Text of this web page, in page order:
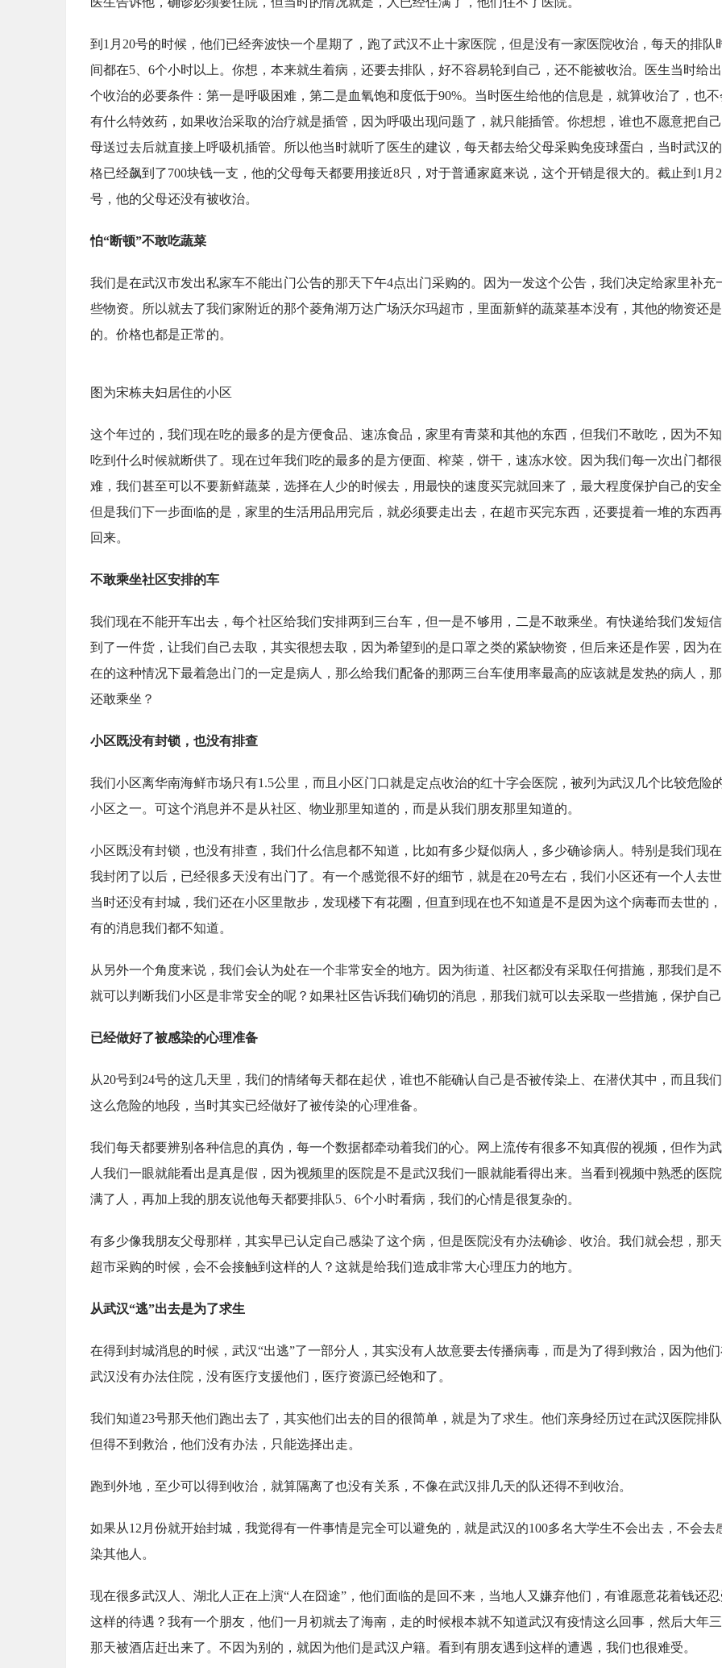
到1月20号的时候，他们已经奔波快一个星期了，跑了武汉不止十家医院，但是没有一家医院收治，每天的排队
间都在5、6个小时以上。你想，本来就生着病，还要去排队，好不容易轮到自己，还不能被收治。医生当时给
个收治的必要条件：第一是呼吸困难，第二是血氧饱和度低于90%。当时医生给他的信息是，就算收治了，也不
有什么特效药，如果收治采取的治疗就是插管，因为呼吸出现问题了，就只能插管。你想想，谁也不愿意把自
母送过去后就直接上呼吸机插管。所以他当时就听了医生的建议，每天都去给父母采购免疫球蛋白，当时武汉
格已经飙到了700块钱一支，他的父母每天都要用接近8只，对于普通家庭来说，这个开销是很大的。截止到1月
号，他的父母还没有被收治。
怕“断顿”不敢吃蔬菜
我们是在武汉市发出私家车不能出门公告的那天下午4点出门采购的。因为一发这个公告，我们决定给家里补充
些物资。所以就去了我们家附近的那个菱角湖万达广场沃尔玛超市，里面新鲜的蔬菜基本没有，其他的物资还
的。价格也都是正常的。
图为宋栋夫妇居住的小区
这个年过的，我们现在吃的最多的是方便食品、速冻食品，家里有青菜和其他的东西，但我们不敢吃，因为不
吃到什么时候就断供了。现在过年我们吃的最多的是方便面、榨菜，饼干，速冻水饺。因为我们每一次出门都
难，我们甚至可以不要新鲜蔬菜，选择在人少的时候去，用最快的速度买完就回来了，最大程度保护自己的安全
但是我们下一步面临的是，家里的生活用品用完后，就必须要走出去，在超市买完东西，还要提着一堆的东西
回来。
不敢乘坐社区安排的车
我们现在不能开车出去，每个社区给我们安排两到三台车，但一是不够用，二是不敢乘坐。有快递给我们发短
到了一件货，让我们自己去取，其实很想去取，因为希望到的是口罩之类的紧缺物资，但后来还是作罢，因为
在的这种情况下最着急出门的一定是病人，那么给我们配备的那两三台车使用率最高的应该就是发热的病人，
还敢乘坐？
小区既没有封锁，也没有排查
我们小区离华南海鲜市场只有1.5公里，而且小区门口就是定点收治的红十字会医院，被列为武汉几个比较危险
小区之一。可这个消息并不是从社区、物业那里知道的，而是从我们朋友那里知道的。
小区既没有封锁，也没有排查，我们什么信息都不知道，比如有多少疑似病人，多少确诊病人。特别是我们现
我封闭了以后，已经很多天没有出门了。有一个感觉很不好的细节，就是在20号左右，我们小区还有一个人去世
当时还没有封城，我们还在小区里散步，发现楼下有花圈，但直到现在也不知道是不是因为这个病毒而去世的
有的消息我们都不知道。
从另外一个角度来说，我们会认为处在一个非常安全的地方。因为街道、社区都没有采取任何措施，那我们是
就可以判断我们小区是非常安全的呢？如果社区告诉我们确切的消息，那我们就可以去采取一些措施，保护自己
已经做好了被感染的心理准备
从20号到24号的这几天里，我们的情绪每天都在起伏，谁也不能确认自己是否被传染上、在潜伏其中，而且我
这么危险的地段，当时其实已经做好了被传染的心理准备。
我们每天都要辨别各种信息的真伪，每一个数据都牵动着我们的心。网上流传有很多不知真假的视频，但作为
人我们一眼就能看出是真是假，因为视频里的医院是不是武汉我们一眼就能看得出来。当看到视频中熟悉的医
满了人，再加上我的朋友说他每天都要排队5、6个小时看病，我们的心情是很复杂的。
有多少像我朋友父母那样，其实早已认定自己感染了这个病，但是医院没有办法确诊、收治。我们就会想，那
超市采购的时候，会不会接触到这样的人？这就是给我们造成非常大心理压力的地方。
从武汉“逃”出去是为了求生
在得到封城消息的时候，武汉“出逃”了一部分人，其实没有人故意要去传播病毒，而是为了得到救治，因为他们
武汉没有办法住院，没有医疗支援他们，医疗资源已经饱和了。
我们知道23号那天他们跑出去了，其实他们出去的目的很简单，就是为了求生。他们亲身经历过在武汉医院排队
但得不到救治，他们没有办法，只能选择出走。
跑到外地，至少可以得到收治，就算隔离了也没有关系，不像在武汉排几天的队还得不到收治。
如果从12月份就开始封城，我觉得有一件事情是完全可以避免的，就是武汉的100多名大学生不会出去，不会去
染其他人。
现在很多武汉人、湖北人正在上演“人在囧途”，他们面临的是回不来，当地人又嫌弃他们，有谁愿意花着钱还忍
这样的待遇？我有一个朋友，他们一月初就去了海南，走的时候根本就不知道武汉有疫情这么回事，然后大年
那天被酒店赶出来了。不因为别的，就因为他们是武汉户籍。看到有朋友遇到这样的遭遇，我们也很难受。